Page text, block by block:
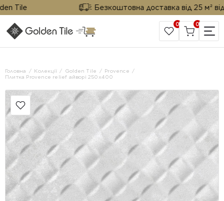
Tile Безкоштовна доставка від 25 м² від
САЙТ КОМПАНІЇ
0 0
Головна Колекції Golden Tile
Provence
Плитка Provence relief айворі 250x400